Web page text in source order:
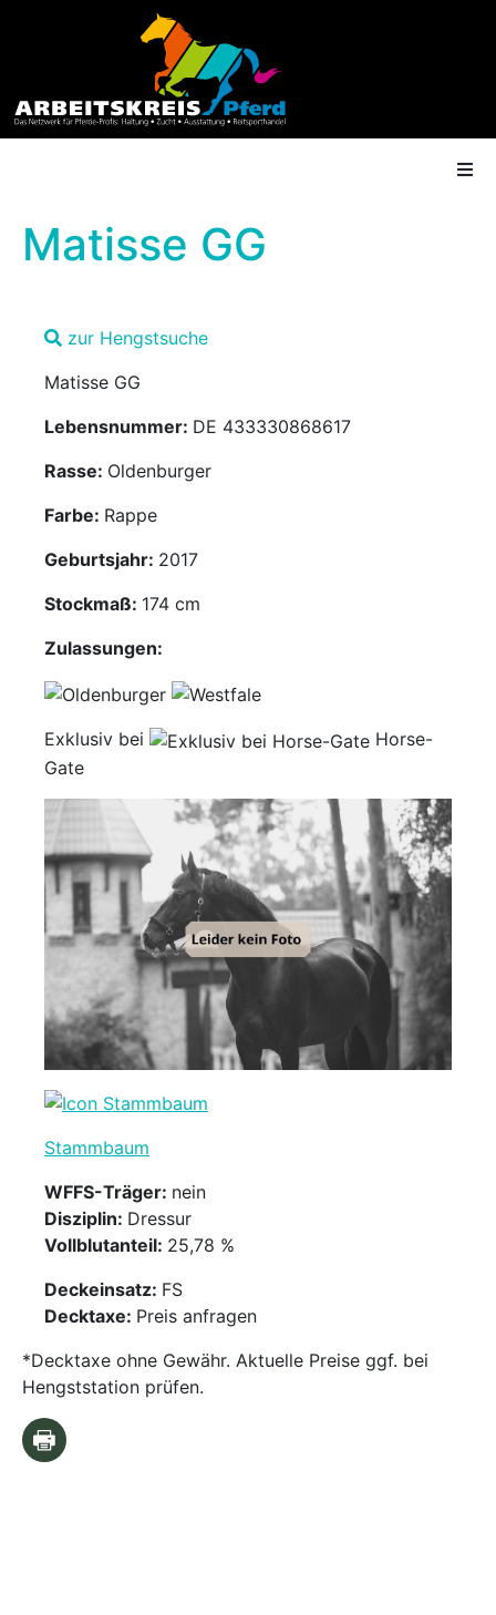
Termine
Gütesiegel
Mediathek
Partner
Account
Matisse GG
zur Hengstsuche
Matisse GG
Lebensnummer: DE 433330868617
Rasse: Oldenburger
Farbe: Rappe
Geburtsjahr: 2017
Stockmaß: 174 cm
Zulassungen:
Exklusiv bei
Horse-
Gate
Stammbaum
WFFS-Träger: nein
Disziplin: Dressur
Vollblutanteil: 25,78 %
Deckeinsatz: FS
Decktaxe: Preis anfragen
*Decktaxe ohne Gewähr. Aktuelle Preise ggf. bei
Hengststation prüfen.